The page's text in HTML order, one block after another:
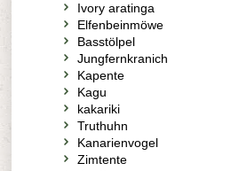
Ivory aratinga
Elfenbeinmöwe
Basstölpel
Jungfernkranich
Kapente
Kagu
kakariki
Truthuhn
Kanarienvogel
Zimtente